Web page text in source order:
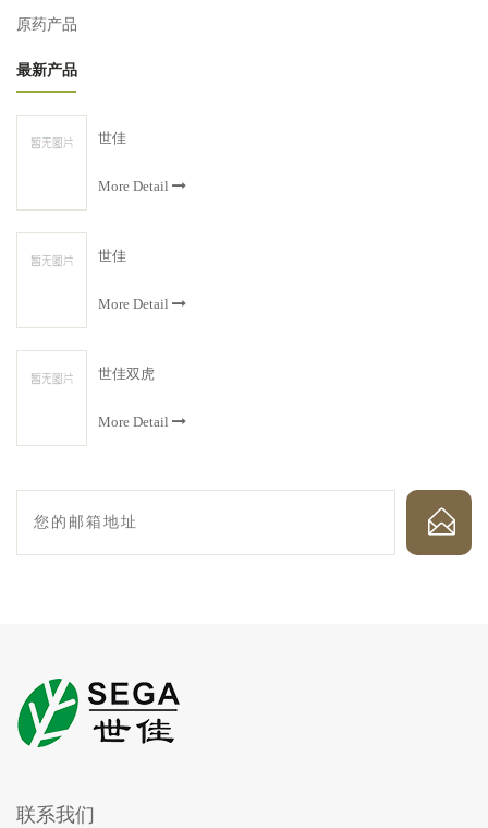
原药产品
最新产品
世佳
More Detail
世佳
More Detail
世佳双虎
More Detail
联系我们